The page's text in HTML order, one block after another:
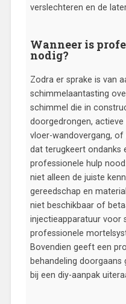
verslechteren en de
Wanneer is
nodig?
Zodra er sprake is van
schimmelaantasting
schimmel die in
doorgedrongen,
vloer-wandovergang,
dat terugkeert ondanks
professionele hulp
niet alleen de juiste
gereedschap en
niet beschikbaar of
injectieapparatuur voor
professionele
Bovendien geeft een
behandeling
bij een diy-aanpak